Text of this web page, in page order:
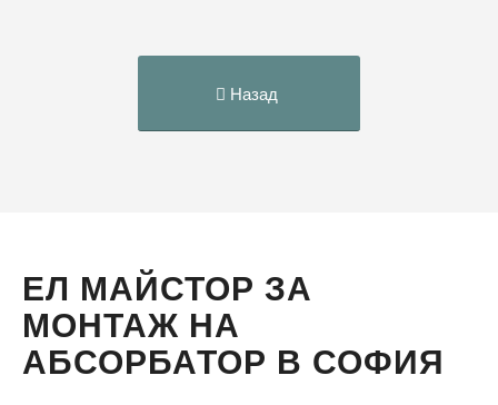
Назад
ЕЛ МАЙСТОР ЗА
МОНТАЖ НА
АБСОРБАТОР В СОФИЯ